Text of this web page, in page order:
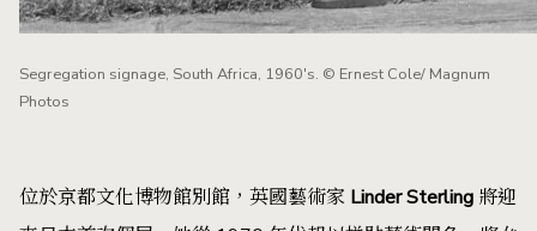
Segregation signage, South Africa, 1960's. © Ernest Cole/ Magnum
Photos
位於京都文化博物館別館，英國藝術家 Linder Sterling 將迎